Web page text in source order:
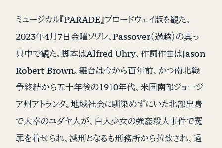
ミュージカル『PARADE』ブロードウェイ版を観た。
2023年4月7日金曜ソワレ、Passover（過越）の真っ
只中で観た。脚本はAlfred Uhry、作詞作曲はJason
Robert Brown。舞台は今から百年前、かつ南北戦
争終結から五十年後の1910年代、米国南部ジョージ
ア州アトランタ。地域社会に馴染めずにいた北部出身
で大卒のユダヤ人が、白人少女の強姦殺人事件で冤
罪を着せられ、減刑となるも刑務所から拉致され、過